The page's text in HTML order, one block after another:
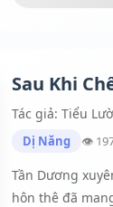
là người thừa
Rượu này là để
Sau Khi
Tác giả: Tiểu
Dị Năng 👁
Tần Dương
hôn thê đã